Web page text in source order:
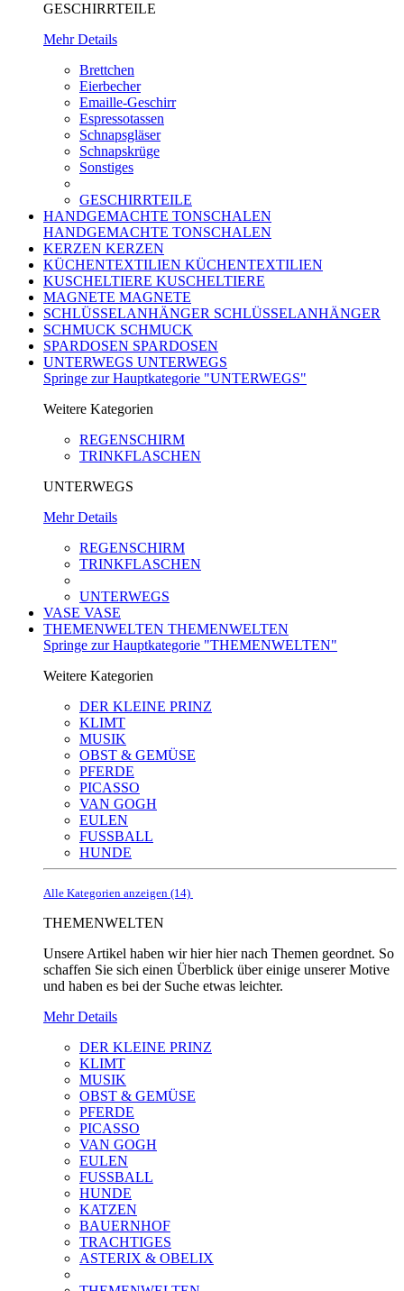
GESCHIRRTEILE
Mehr Details
Brettchen
Eierbecher
Emaille-Geschirr
Espressotassen
Schnapsgläser
Schnapskrüge
Sonstiges
GESCHIRRTEILE
HANDGEMACHTE TONSCHALEN
HANDGEMACHTE TONSCHALEN
KERZEN KERZEN
KÜCHENTEXTILIEN KÜCHENTEXTILIEN
KUSCHELTIERE KUSCHELTIERE
MAGNETE MAGNETE
SCHLÜSSELANHÄNGER SCHLÜSSELANHÄNGER
SCHMUCK SCHMUCK
SPARDOSEN SPARDOSEN
UNTERWEGS UNTERWEGS
Springe zur Hauptkategorie "UNTERWEGS"
Weitere Kategorien
REGENSCHIRM
TRINKFLASCHEN
UNTERWEGS
Mehr Details
REGENSCHIRM
TRINKFLASCHEN
UNTERWEGS
VASE VASE
THEMENWELTEN THEMENWELTEN
Springe zur Hauptkategorie "THEMENWELTEN"
Weitere Kategorien
DER KLEINE PRINZ
KLIMT
MUSIK
OBST & GEMÜSE
PFERDE
PICASSO
VAN GOGH
EULEN
FUSSBALL
HUNDE
Alle Kategorien anzeigen (14)
THEMENWELTEN
Unsere Artikel haben wir hier hier nach Themen geordnet. So
schaffen Sie sich einen Überblick über einige unserer Motive
und haben es bei der Suche etwas leichter.
Mehr Details
DER KLEINE PRINZ
KLIMT
MUSIK
OBST & GEMÜSE
PFERDE
PICASSO
VAN GOGH
EULEN
FUSSBALL
HUNDE
KATZEN
BAUERNHOF
TRACHTIGES
ASTERIX & OBELIX